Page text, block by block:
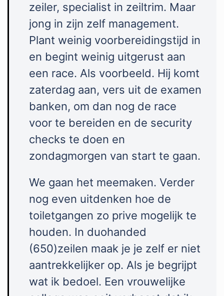
zeiler, specialist in zeiltrim. Maar
jong in zijn zelf management.
Plant weinig voorbereidingstijd in
en begint weinig uitgerust aan
een race. Als voorbeeld. Hij komt
zaterdag aan, vers uit de examen
banken, om dan nog de race
voor te bereiden en de security
checks te doen en
zondagmorgen van start te gaan.
We gaan het meemaken. Verder
nog even uitdenken hoe de
toiletgangen zo prive mogelijk te
houden. In duohanded
(650)zeilen maak je je zelf er niet
aantrekkelijker op. Als je begrijpt
wat ik bedoel. Een vrouwelijke